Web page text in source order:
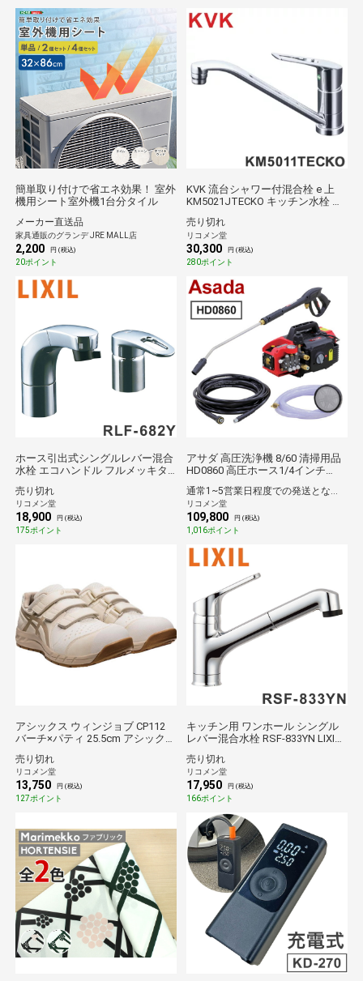
簡単取り付けで省エネ効果！ 室外
機用シート室外機1台分タイル
メーカー直送品
家具通販のグランデ JRE MALL店
2,200 円 (税込)
20ポイント
KVK 流台シャワー付混合栓 e 上
KM5021JTECKO キッチン水栓 シ
売り切れ
リコメン堂
30,300 円 (税込)
280ポイント
ホース引出式シングルレバー混合
水栓 エコハンドル フルメッキタ
LIXIL リクシル INAX【送料無料】
売り切れ
リコメン堂
18,900 円 (税込)
175ポイント
アサダ 高圧洗浄機 8/60 清掃用品
HD0860 高圧ホース1/4インチ
ガン 吸水ホース組3m他【送料無
料】
リコメン堂
109,800 円 (税込)
1,016ポイント
アシックス ウィンジョブ CP112
バーチ×パティ 25.5cm アシックス
ロテクティブスニーカー【送料無
料】
売り切れ
リコメン堂
13,750 円 (税込)
127ポイント
キッチン用 ワンホール シングル
レバー混合水栓 RSF-833YN LIXIL
エコハンドル 省エネ リクシル イ
ナックス【送料無料】
売り切れ
リコメン堂
17,950 円 (税込)
166ポイント